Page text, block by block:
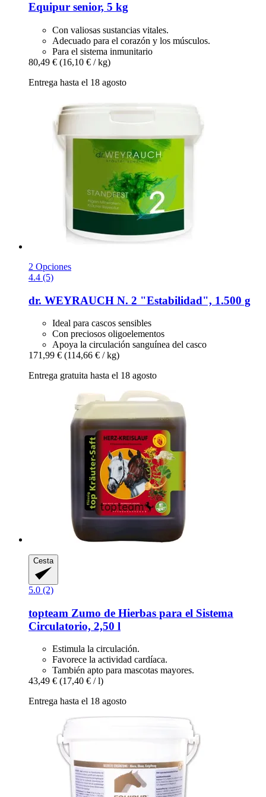
Equipur senior, 5 kg
Con valiosas sustancias vitales.
Adecuado para el corazón y los músculos.
Para el sistema inmunitario
80,49 € (16,10 € / kg)
Entrega hasta el 18 agosto
2 Opciones
4.4 (5)
dr. WEYRAUCH N. 2 "Estabilidad", 1.500 g
Ideal para cascos sensibles
Con preciosos oligoelementos
Apoya la circulación sanguínea del casco
171,99 € (114,66 € / kg)
Entrega gratuita hasta el 18 agosto
Cesta
5.0 (2)
topteam Zumo de Hierbas para el Sistema
Circulatorio, 2,50 l
Estimula la circulación.
Favorece la actividad cardíaca.
También apto para mascotas mayores.
43,49 € (17,40 € / l)
Entrega hasta el 18 agosto